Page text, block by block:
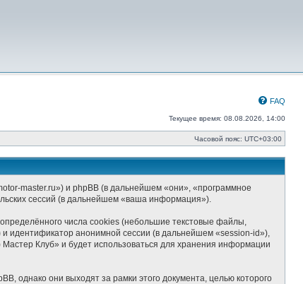
FAQ
Текущее время: 08.08.2026, 14:00
Часовой пояс: UTC+03:00
master.ru») и phpBB (в дальнейшем «они», «программное
сессий (в дальнейшем «ваша информация»).
числа cookies (небольшие текстовые файлы,
идентификатор анонимной сессии (в дальнейшем «session-id»),
Клуб» и будет использоваться для хранения информации
однако они выходят за рамки этого документа, целью которого